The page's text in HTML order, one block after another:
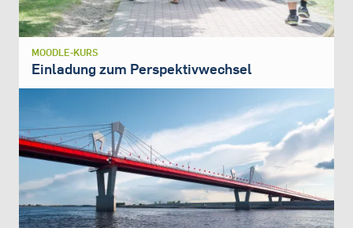
MOODLE-KURS
Einladung zum Perspektivwechsel